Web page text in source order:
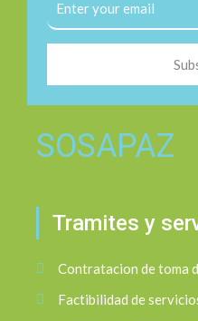
SOSAPAZ
Tramites y
Contratacion de toma
Factibilidad de